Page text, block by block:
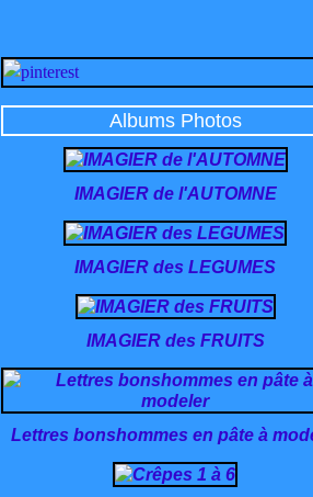
Albums Photos
IMAGIER de l'AUTOMNE
IMAGIER des LEGUMES
IMAGIER des FRUITS
Lettres bonshommes en pâte à